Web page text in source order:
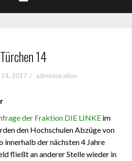
Türchen 14
14, 2017 administration
der Fraktion DIE LINKE im
den Hochschulen Abzüge von
innerhalb der nächsten 4 Jahre
fließt an anderer Stelle wieder in